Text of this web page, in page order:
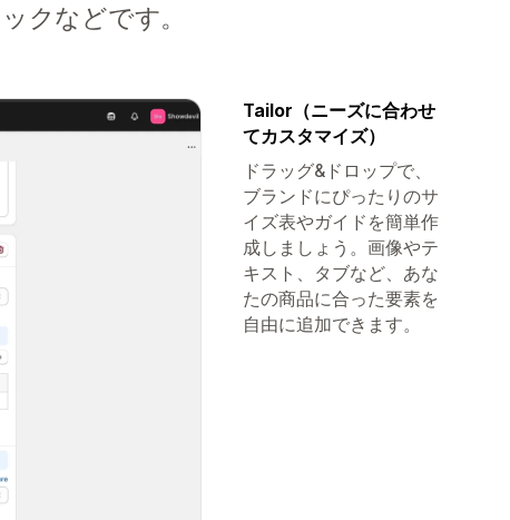
クなどです。
Tailor（ニーズに合わせ
てカスタマイズ）
ドラッグ&ドロップで、
ブランドにぴったりのサ
イズ表やガイドを簡単作
成しましょう。画像やテ
キスト、タブなど、あな
たの商品に合った要素を
自由に追加できます。